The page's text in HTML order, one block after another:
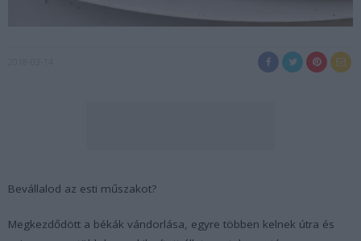
Bevállalod az esti műszakot?
Megkezdődött a békák vándorlása, egyre többen kelnek útra és